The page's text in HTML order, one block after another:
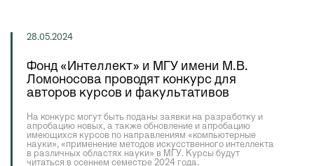
28.05.2024
Фонд «Интеллект» и МГУ имени М.В.
Ломоносова проводят конкурс для
авторов курсов и факультативов
На конкурс могут быть поданы заявки на разработку и
апробацию новых, а также обновление и апробацию
имеющихся курсов по направлениям «компьютерные
науки», «применение методов искусственного интеллекта
в различных областях науки» в МГУ. Курсы будут
читаться в осеннем семестре 2024 года.